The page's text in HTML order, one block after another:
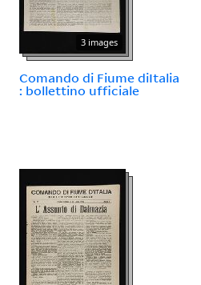
3 images
Comando di Fiume diItalia
: bollettino ufficiale